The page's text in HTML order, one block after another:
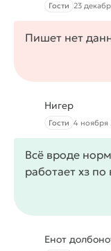
Гости 23
Пишет нет
Нигер
Гости 4 ноября
Всё вроде
работает хз по
Енот